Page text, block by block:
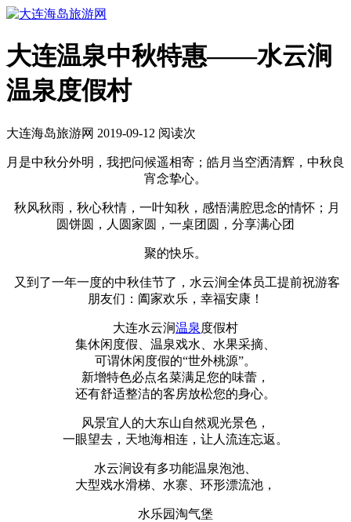
大连温泉中秋特惠——水云涧
温泉度假村
大连海岛旅游网 2019-09-12 阅读次
月是中秋分外明，我把问候遥相寄；皓月当空洒清辉，中秋良
宵念挚心。
秋风秋雨，秋心秋情，一叶知秋，感悟满腔思念的情怀；月
圆饼圆，人圆家圆，一桌团圆，分享满心团
聚的快乐。
又到了一年一度的中秋佳节了，水云涧全体员工提前祝游客
朋友们：阖家欢乐，幸福安康！
大连水云涧温泉 度假村
集休闲度假、温泉戏水、水果采摘、
可谓休闲度假的“世外桃源”。
新增特色必点名菜满足您的味蕾，
还有舒适整洁的客房放松您的身心。
风景宜人的大东山自然观光景色，
一眼望去，天地海相连，让人流连忘返。
水云涧设有多功能温泉泡池、
大型戏水滑梯、水寨、环形漂流池，
水乐园淘气堡